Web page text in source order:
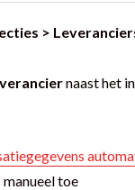
>
naast het
toe